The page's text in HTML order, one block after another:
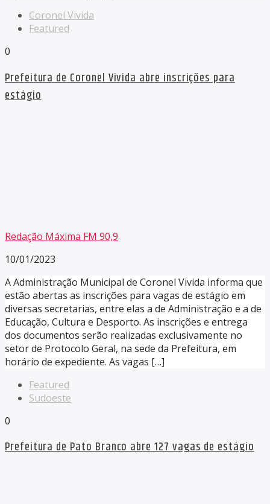
Coronel Vivida
Featured
0
Prefeitura de Coronel Vivida abre inscrições para
estágio
Redação Máxima FM 90,9
10/01/2023
A Administração Municipal de Coronel Vivida informa que
estão abertas as inscrições para vagas de estágio em
diversas secretarias, entre elas a de Administração e a de
Educação, Cultura e Desporto. As inscrições e entrega
dos documentos serão realizadas exclusivamente no
setor de Protocolo Geral, na sede da Prefeitura, em
horário de expediente. As vagas […]
Featured
Sudoeste
0
Prefeitura de Pato Branco abre 127 vagas de estágio